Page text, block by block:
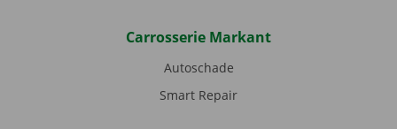
Carrosserie Markant
Autoschade
Smart Repair